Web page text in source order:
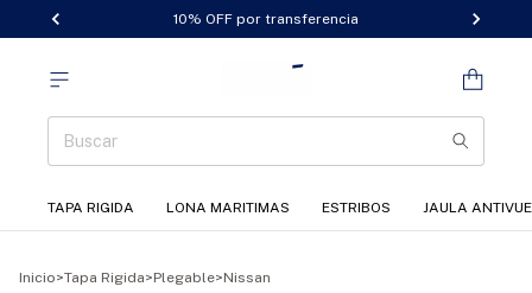
10% OFF por transferencia
TAPA RIGIDA LONA MARITIMAS ESTRIBOS JAULA
Inicio>Tapa Rigida>Plegable>Nissan